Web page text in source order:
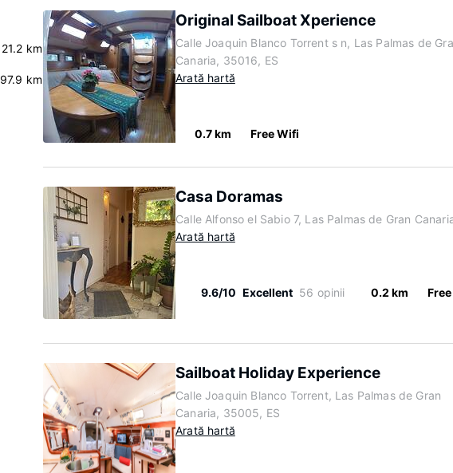
21.2 km
97.9 km
Original Sailboat Xperience
Calle Joaquin Blanco Torrent s n, Las Palmas de
Canaria, 35016, ES
Arată hartă
0.7 km Free Wifi
Casa Doramas
Calle Alfonso el Sabio 7, Las Palmas de Gran
Arată hartă
9.6/10 Excellent 56 opinii 0.2 km
Sailboat Holiday Experience
Calle Joaquin Blanco Torrent, Las Palmas de Gran
Canaria, 35005, ES
Arată hartă